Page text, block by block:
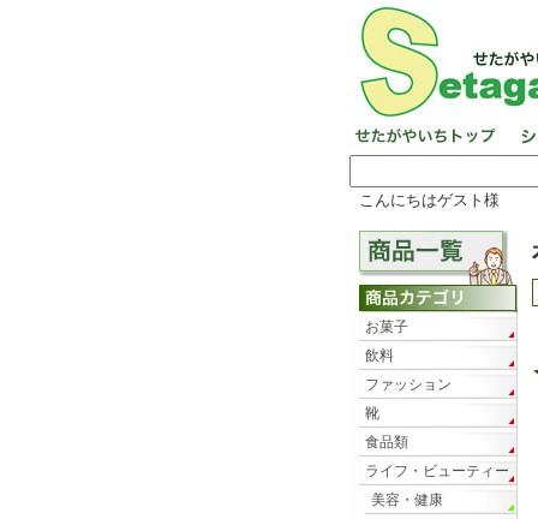
こんにちはゲスト様
お菓子
飲料
ファッション
靴
食品類
ライフ・ビューティー
美容・健康